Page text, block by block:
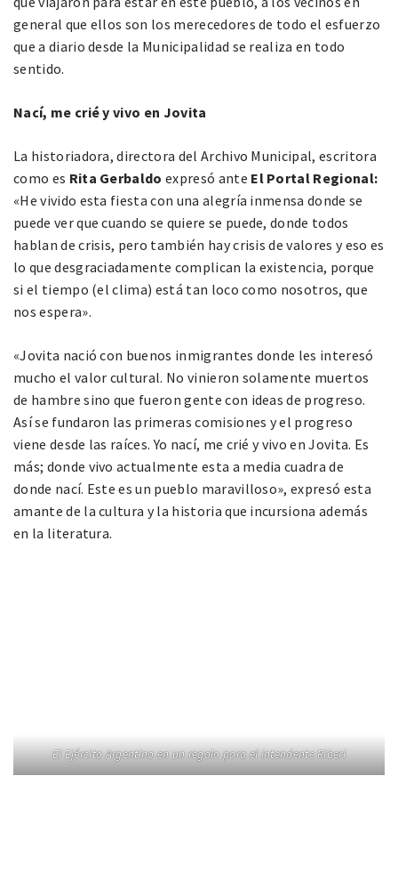
general que ellos son los merecedores de todo el esfuerzo
que a diario desde la Municipalidad se realiza en todo
sentido.
Nací, me crié y vivo en Jovita
La historiadora, directora del Archivo Municipal, escritora
como es Rita Gerbaldoexpresó ante El Portal Regional:
«He vivido esta fiesta con una alegría inmensa donde se
puede ver que cuando se quiere se puede, donde todos
hablan de crisis, pero también hay crisis de valores y eso es
lo que desgraciadamente complican la existencia, porque
si el tiempo (el clima) está tan loco como nosotros, que
nos espera».
«Jovita nació con buenos inmigrantes donde les interesó
mucho el valor cultural. No vinieron solamente muertos
de hambre sino que fueron gente con ideas de progreso.
Así se fundaron las primeras comisiones y el progreso
viene desde las raíces. Yo nací, me crié y vivo en Jovita. Es
más; donde vivo actualmente esta a media cuadra de
donde nací. Este es un pueblo maravilloso», expresó esta
amante de la cultura y la historia que incursiona además
en la literatura.
El Ejército Argentino en un regalo para el intendente Riberi